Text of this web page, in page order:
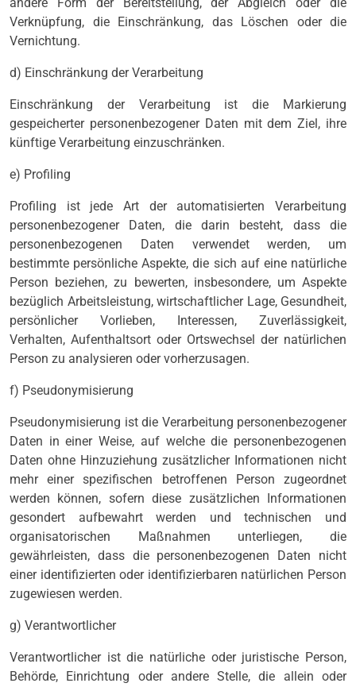
Verknüpfung, die Einschränkung, das Löschen oder die
Vernichtung.
d) Einschränkung der Verarbeitung
Einschränkung der Verarbeitung ist die Markierung
gespeicherter personenbezogener Daten mit dem Ziel, ihre
künftige Verarbeitung einzuschränken.
e) Profiling
Profiling ist jede Art der automatisierten Verarbeitung
personenbezogener Daten, die darin besteht, dass die
personenbezogenen Daten verwendet werden, um
bestimmte persönliche Aspekte, die sich auf eine natürliche
Person beziehen, zu bewerten, insbesondere, um Aspekte
bezüglich Arbeitsleistung, wirtschaftlicher Lage, Gesundheit,
persönlicher Vorlieben, Interessen, Zuverlässigkeit,
Verhalten, Aufenthaltsort oder Ortswechsel der natürlichen
Person zu analysieren oder vorherzusagen.
f) Pseudonymisierung
Pseudonymisierung ist die Verarbeitung personenbezogener
Daten in einer Weise, auf welche die personenbezogenen
Daten ohne Hinzuziehung zusätzlicher Informationen nicht
mehr einer spezifischen betroffenen Person zugeordnet
werden können, sofern diese zusätzlichen Informationen
gesondert aufbewahrt werden und technischen und
organisatorischen Maßnahmen unterliegen, die
gewährleisten, dass die personenbezogenen Daten nicht
einer identifizierten oder identifizierbaren natürlichen Person
zugewiesen werden.
g) Verantwortlicher
Verantwortlicher ist die natürliche oder juristische Person,
Behörde, Einrichtung oder andere Stelle, die allein oder